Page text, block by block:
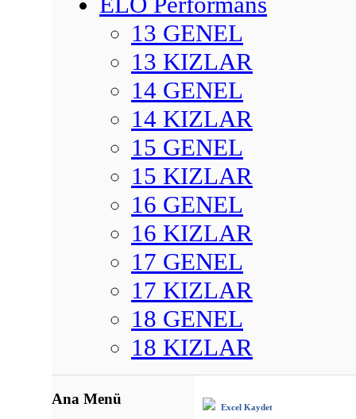
13 GENEL
13 KIZLAR
14 GENEL
14 KIZLAR
15 GENEL
15 KIZLAR
16 GENEL
16 KIZLAR
17 GENEL
17 KIZLAR
18 GENEL
18 KIZLAR
Ana Menü
Excel Kaydet